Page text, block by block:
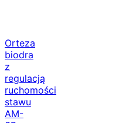
Orteza
biodra
z
regulacją
ruchomości
stawu
AM-